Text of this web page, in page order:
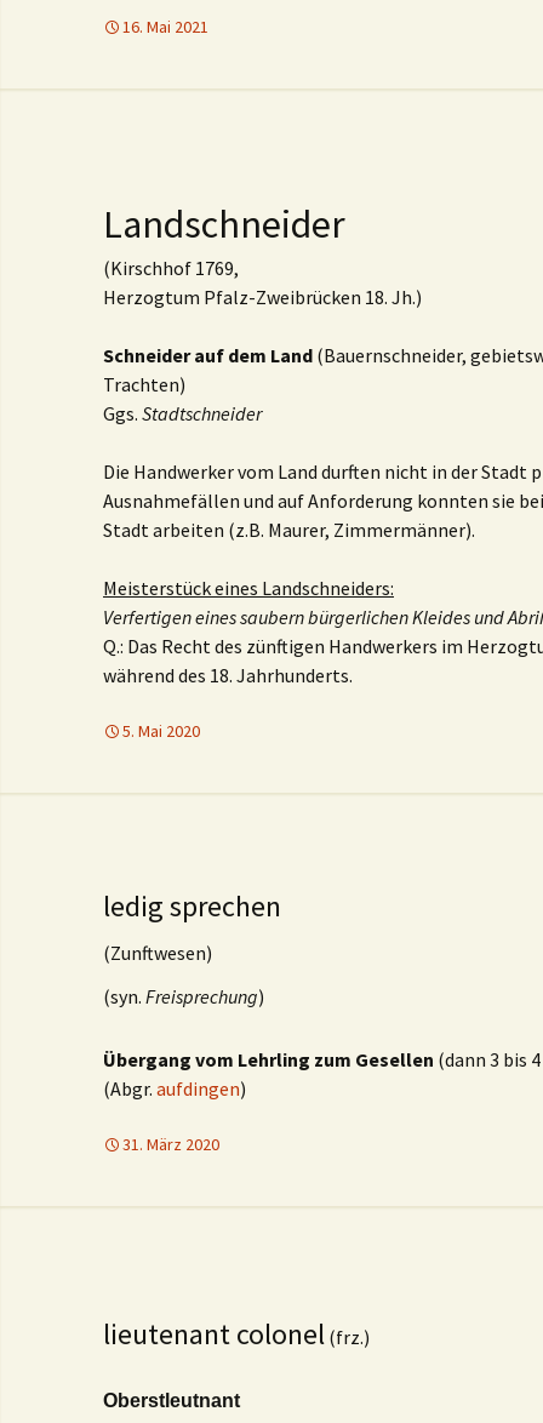
16. Mai 2021
Landschneider
(Kirschhof 1769,
Herzogtum Pfalz-Zweibrücken 18. Jh.)
Schneider auf dem Land (Bauernschneider,
Trachten)
Ggs. Stadtschneider
Die Handwerker vom Land durften nicht in der Stadt
Ausnahmefällen und auf Anforderung konnten sie
Stadt arbeiten (z.B. Maurer, Zimmermänner).
Meisterstück eines Landschneiders:
Verfertigen eines saubern bürgerlichen Kleides und
Q.: Das Recht des zünftigen Handwerkers im
während des 18. Jahrhunderts.
5. Mai 2020
ledig sprechen
(Zunftwesen)
(syn. Freisprechung)
Übergang vom Lehrling zum Gesellen (dann 3 bis
(Abgr. aufdingen)
31. März 2020
lieutenant colonel (frz.)
Oberstleutnant